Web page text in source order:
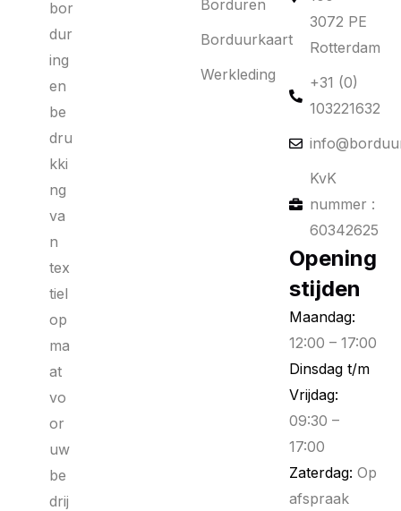
bor
dur
ing
en
be
dru
kki
ng
va
n
tex
tiel
op
ma
at
vo
or
uw
be
drij
Borduren
Borduurkaart
Werkleding
3072 PE
Rotterdam
+31 (0)
103221632
KvK
nummer :
60342625
Opening
stijden
Maandag:
12:00 – 17:00
Dinsdag t/m
Vrijdag:
09:30 –
17:00
Zaterdag: Op
afspraak